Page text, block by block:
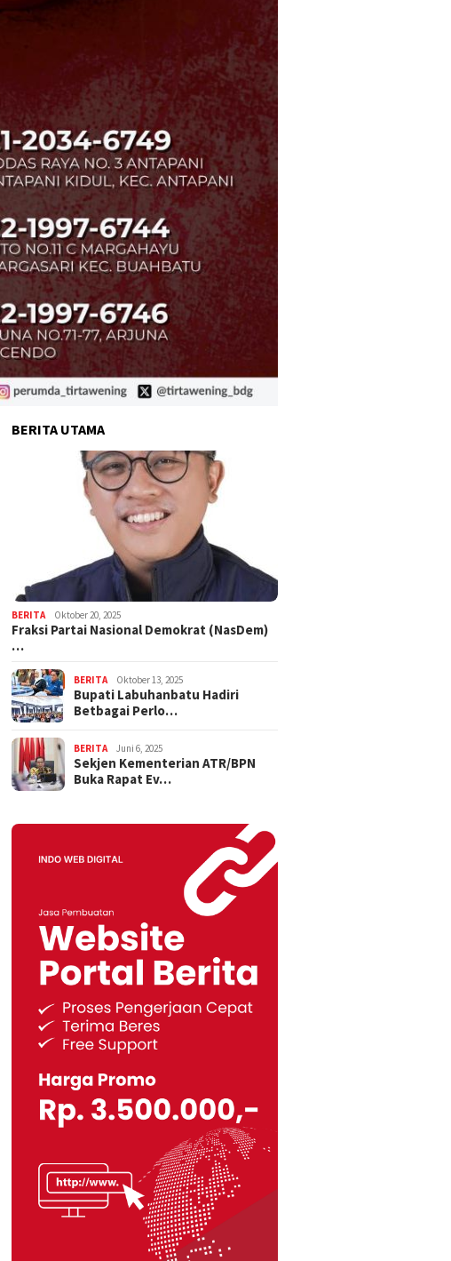
BERITA UTAMA
BERITA Oktober 20, 2025
Fraksi Partai Nasional Demokrat (NasDem)
…
BERITA Oktober 13, 2025
Bupati Labuhanbatu Hadiri
Betbagai Perlo…
BERITA Juni 6, 2025
Sekjen Kementerian ATR/BPN
Buka Rapat Ev…